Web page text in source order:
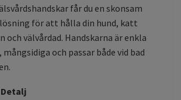
får du en skonsam
för att hålla din hund, katt
och välvårdad. Handskarna är enkla
och passar både vid bad
Detalj